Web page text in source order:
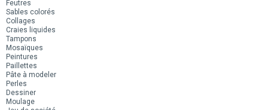
Feutres
Sables colorés
Collages
Craies liquides
Tampons
Mosaïques
Peintures
Paillettes
Pâte à modeler
Perles
Dessiner
Moulage